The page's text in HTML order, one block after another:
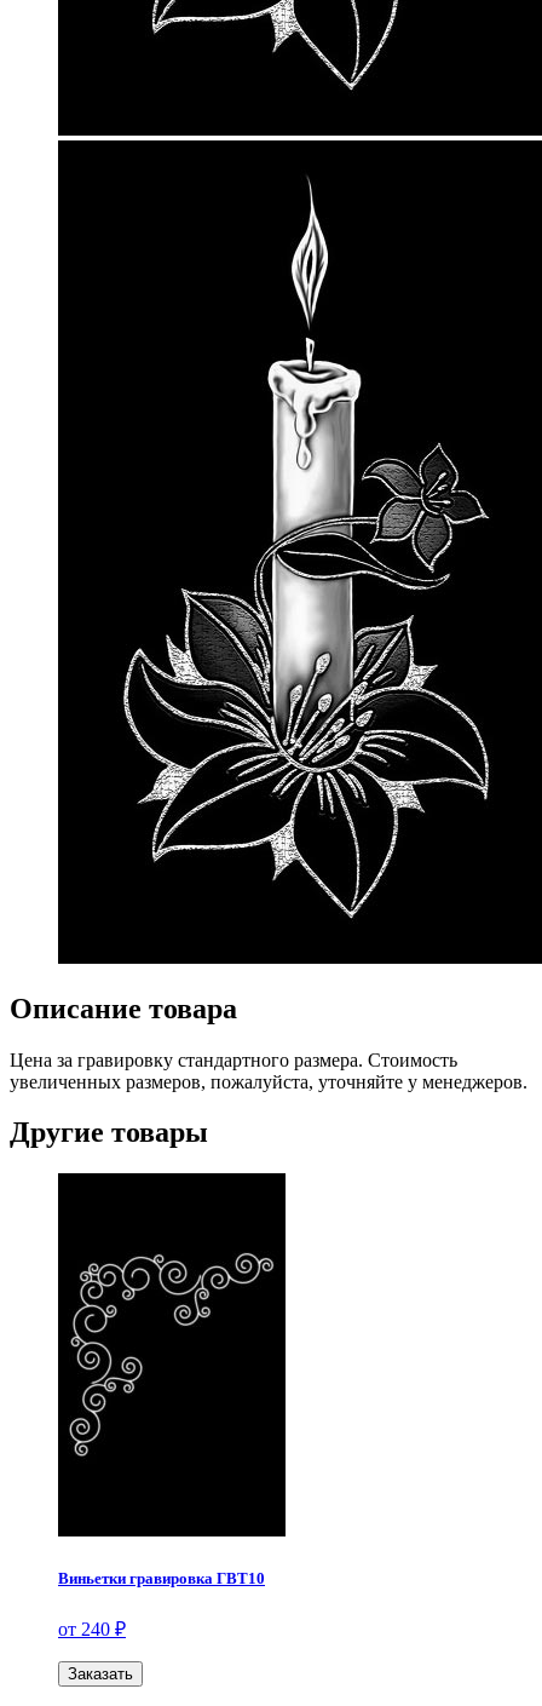
Описание товара
Цена за гравировку стандартного размера. Стоимость
увеличенных размеров, пожалуйста, уточняйте у менеджеров.
Другие товары
Виньетки гравировка ГВТ10
от 240 ₽
Заказать